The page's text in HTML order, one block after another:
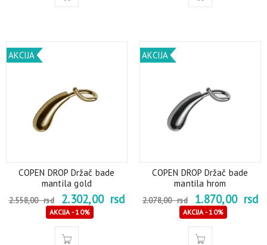
AKCIJA
COPEN DROP Držač bade
mantila gold
2.558,00rsd 2.302,00 rsd
AKCIJA - 10%
AKCIJA
COPEN DROP Držač bade
mantila hrom
2.078,00rsd 1.870,00 rsd
AKCIJA - 10%